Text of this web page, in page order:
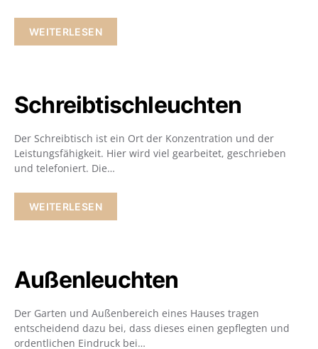
WEITERLESEN
Schreibtischleuchten
Der Schreibtisch ist ein Ort der Konzentration und der
Leistungsfähigkeit. Hier wird viel gearbeitet, geschrieben
und telefoniert. Die…
WEITERLESEN
Außenleuchten
Der Garten und Außenbereich eines Hauses tragen
entscheidend dazu bei, dass dieses einen gepflegten und
ordentlichen Eindruck bei…